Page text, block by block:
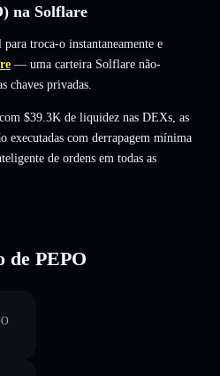
na Solflare
troca-o instantaneamente e
— uma carteira Solflare não-
chaves privadas.
$39.3K de liquidez nas DEXs, as
executadas com derrapagem mínima
de ordens em todas as
de PEPO